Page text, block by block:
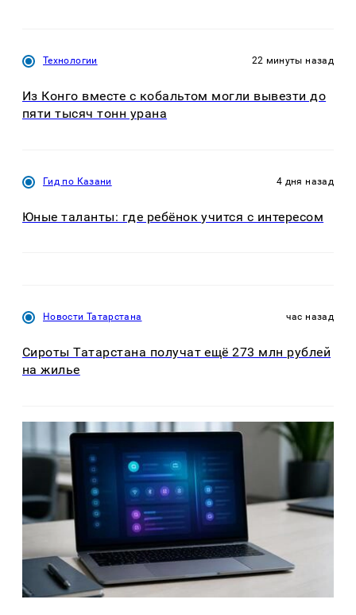
Технологии 22 минуты назад
Из Конго вместе с кобальтом могли вывезти до
пяти тысяч тонн урана
Гид по Казани 4 дня назад
Юные таланты: где ребёнок учится с интересом
Новости Татарстана час назад
Сироты Татарстана получат ещё 273 млн рублей
на жилье